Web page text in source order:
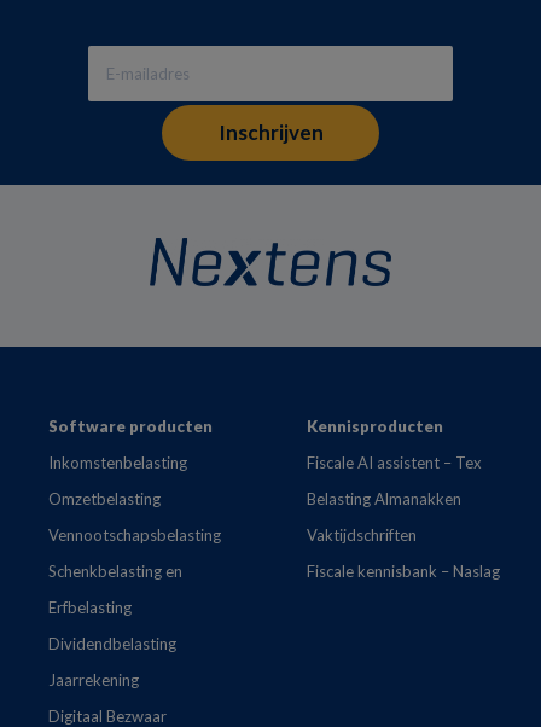
FooterSoftware producten
Inkomstenbelasting
Omzetbelasting
Vennootschapsbelasting
Schenkbelasting en
Erfbelasting
Dividendbelasting
Jaarrekening
Digitaal Bezwaar
Kennisproducten
Fiscale AI assistent – Tex
Belasting Almanakken
Vaktijdschriften
Fiscale kennisbank – Naslag